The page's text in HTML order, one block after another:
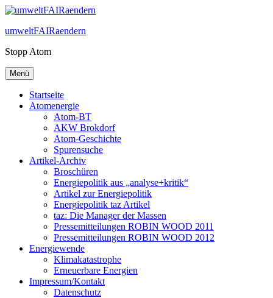
Zum
springen
umweltFAIRaendern
Stopp Atom
Menü
Startseite
Atomenergie
Atom-BT
AKW Brokdorf
Atom-Geschichte
Spurensuche
Artikel-Archiv
Broschüren
Energiepolitik aus „analyse+kritik“
Artikel zur Energiepolitik
Energiepolitik taz Artikel
taz: Die Manager der Massen
Pressemitteilungen ROBIN WOOD 2011
Pressemitteilungen ROBIN WOOD 2012
Energiewende
Klimakatastrophe
Erneuerbare Energien
Impressum/Kontakt
Datenschutz